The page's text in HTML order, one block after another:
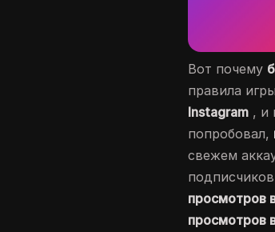
Вот почему
правила
Instagram , и
попробовал,
свежем
просмотров
просмотров